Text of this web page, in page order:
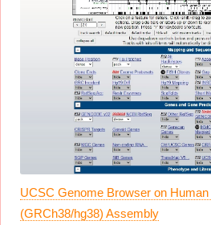
UCSC Genome Browser on
(GRCh38/hg38) Assembly